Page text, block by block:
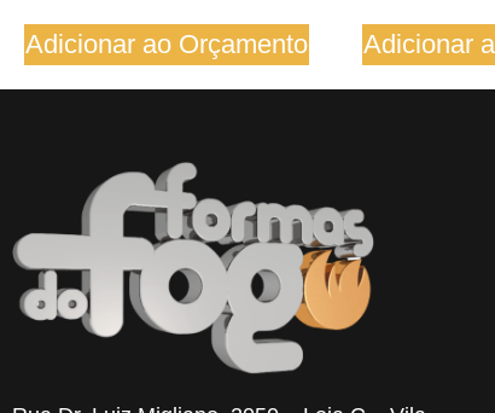
Adicionar ao Orçamento Adicionar